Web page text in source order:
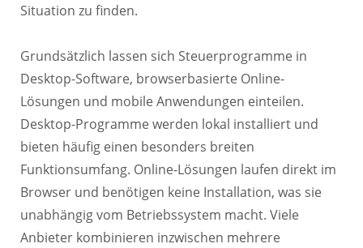
Situation zu finden.
Grundsätzlich lassen sich Steuerprogramme in
Desktop-Software, browserbasierte Online-
Lösungen und mobile Anwendungen einteilen.
Desktop-Programme werden lokal installiert und
bieten häufig einen besonders breiten
Funktionsumfang. Online-Lösungen laufen direkt im
Browser und benötigen keine Installation, was sie
unabhängig vom Betriebssystem macht. Viele
Anbieter kombinieren inzwischen mehrere